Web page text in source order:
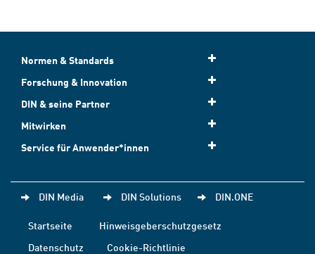
Normen & Standards
Forschung & Innovation
DIN & seine Partner
Mitwirken
Service für Anwender*innen
DIN Media DIN Solutions DIN.ONE
Startseite
Hinweisgeberschutzgesetz
Datenschutz
Cookie-Richtlinie